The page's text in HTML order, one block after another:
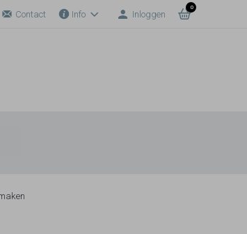
Contact Info Inloggen
0